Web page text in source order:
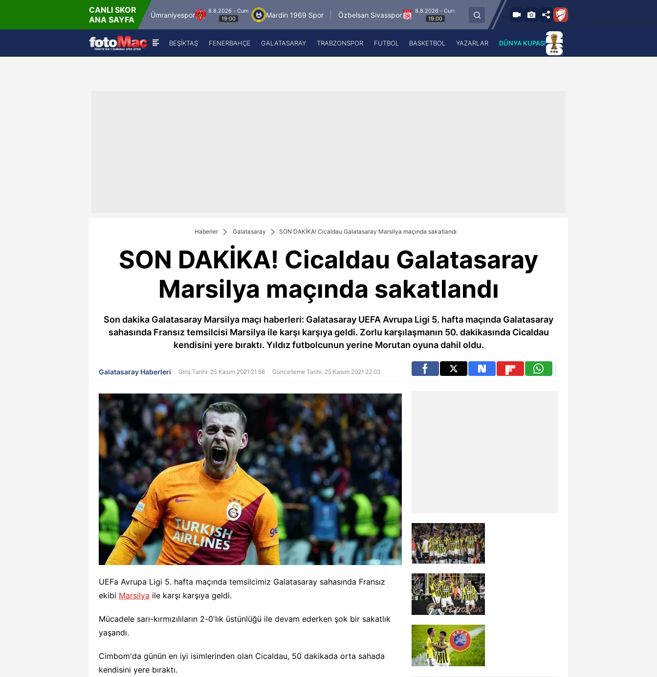
CANLI SKOR
ANA SAYFA
İstanbulspor Ümraniyespor
8.8.2026 - Cum
19:00
Mardin 1969 Spor Özbelsan Sivasspor
8.8.2026 - Cum
19:00
Esenler Erokspor Hesap.com Antalyaspor
A Haber Radyo
BEŞİKTAŞ FENERBAHÇE GALATASARAY TRABZONSPOR FUTBOL BASKETBOL YAZARLAR DÜNYA KUPASI
Haberler Galatasaray SON DAKİKA! Cicaldau Galatasaray Marsilya maçında sakatlandı
SON DAKİKA! Cicaldau Galatasaray
Marsilya maçında sakatlandı
Son dakika Galatasaray Marsilya maçı haberleri: Galatasaray UEFA Avrupa Ligi 5. hafta maçında Galatasaray
sahasında Fransız temsilcisi Marsilya ile karşı karşıya geldi. Zorlu karşılaşmanın 50. dakikasında Cicaldau
kendisini yere bıraktı. Yıldız futbolcunun yerine Morutan oyuna dahil oldu.
Galatasaray Haberleri Giriş Tarihi: 25 Kasım 2021 21:56 Güncelleme Tarihi: 25 Kasım 2021 22:03
UEFa Avrupa Ligi 5. hafta maçında temsilcimiz Galatasaray sahasında Fransız
ekibi Marsilya ile karşı karşıya geldi.
Mücadele sarı-kırmızılıların 2-0'lık üstünlüğü ile devam ederken şok bir sakatlık
yaşandı.
Cimbom'da günün en iyi isimlerinden olan Cicaldau, 50 dakikada orta sahada
kendisini yere bıraktı.